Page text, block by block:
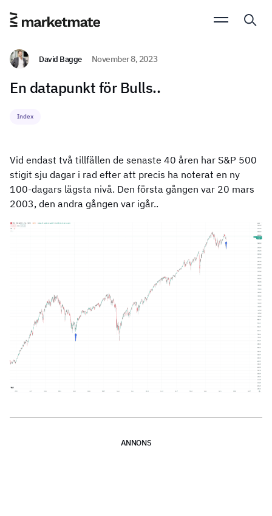
David Bagge November 8, 2023
En datapunkt för Bulls..
Index
Vid endast två tillfällen de senaste 40 åren har S&P 500
stigit sju dagar i rad efter att precis ha noterat en ny
100-dagars lägsta nivå. Den första gången var 20 mars
2003, den andra gången var igår..
ANNONS